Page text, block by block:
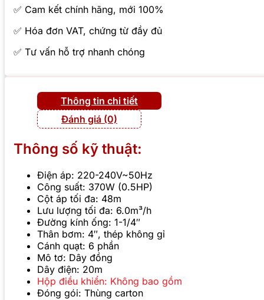
✅ Cam kết chính hãng, mới 100%
✅ Hóa đơn VAT, chứng từ đầy đủ
✅ Tư vấn hỗ trợ nhanh chóng
Thông tin chi tiết
Đánh giá (0)
Thông số kỹ thuật:
Điện áp: 220-240V~50Hz
Công suất: 370W (0.5HP)
Cột áp tối đa: 48m
Lưu lượng tối đa: 6.0m³/h
Đường kính ống: 1-1/4″
Thân bơm: 4″, thép không gỉ
Cánh quạt: 6 phần
Mô tơ: Dây đồng
Dây điện: 20m
Hộp điều khiển: Không bao gồm
Đóng gói: Thùng carton